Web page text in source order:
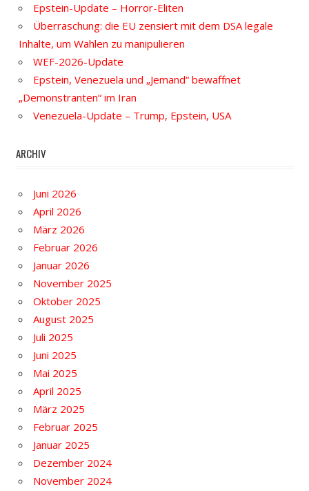
Epstein-Update – Horror-Eliten
Überraschung: die EU zensiert mit dem DSA legale
Inhalte, um Wahlen zu manipulieren
WEF-2026-Update
Epstein, Venezuela und „Jemand“ bewaffnet
„Demonstranten“ im Iran
Venezuela-Update – Trump, Epstein, USA
ARCHIV
Juni 2026
April 2026
März 2026
Februar 2026
Januar 2026
November 2025
Oktober 2025
August 2025
Juli 2025
Juni 2025
Mai 2025
April 2025
März 2025
Februar 2025
Januar 2025
Dezember 2024
November 2024